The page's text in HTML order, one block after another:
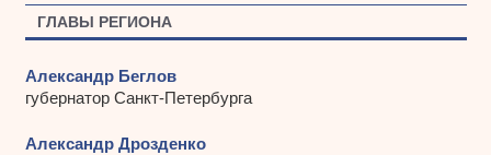
ГЛАВЫ РЕГИОНА
Александр Беглов
губернатор Санкт-Петербурга
Александр Дрозденко
ы